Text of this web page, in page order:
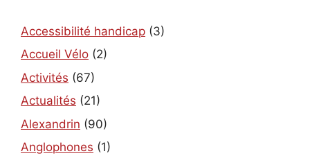
Accessibilité handicap (3)
Accueil Vélo (2)
Activités (67)
Actualités (21)
Alexandrin (90)
Anglophones (1)